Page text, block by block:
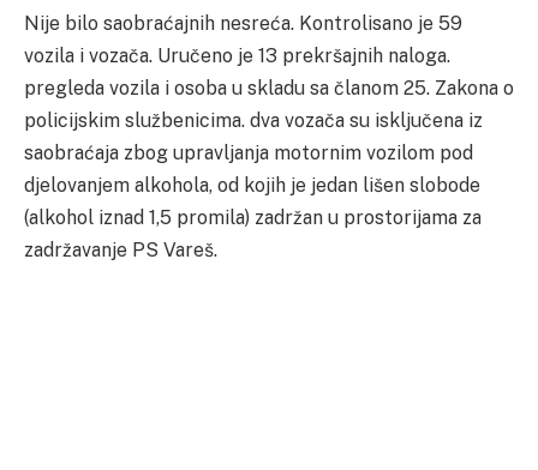
Nije bilo saobraćajnih nesreća. Kontrolisano je 59
vozila i vozača. Uručeno je 13 prekršajnih naloga.
pregleda vozila i osoba u skladu sa članom 25. Zakona o
policijskim službenicima. dva vozača su isključena iz
saobraćaja zbog upravljanja motornim vozilom pod
djelovanjem alkohola, od kojih je jedan lišen slobode
(alkohol iznad 1,5 promila) zadržan u prostorijama za
zadržavanje PS Vareš.